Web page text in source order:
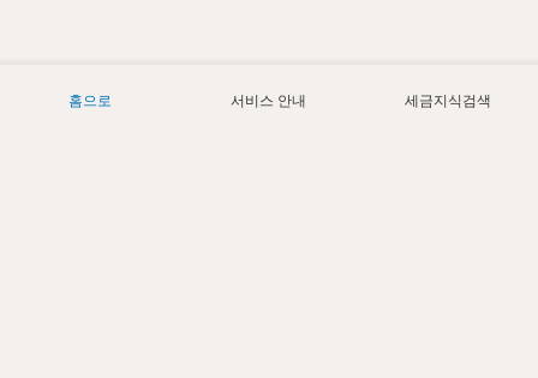
홈으로 서비스 안내 세금지식검색